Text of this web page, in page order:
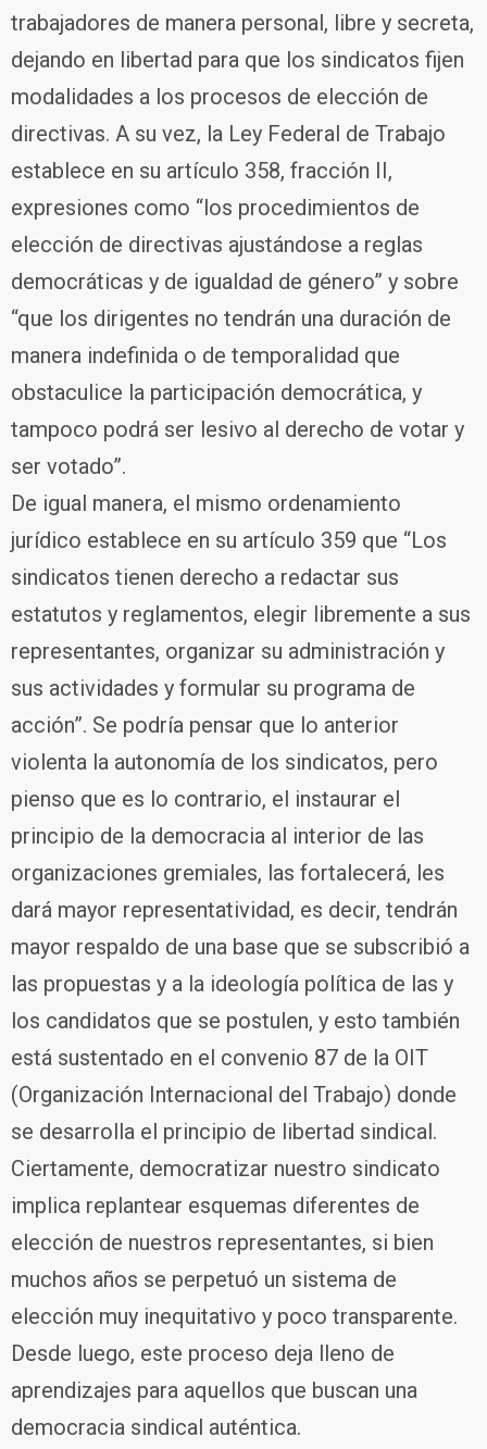
trabajadores de manera personal, libre y secreta,
dejando en libertad para que los sindicatos fijen
modalidades a los procesos de elección de
directivas. A su vez, la Ley Federal de Trabajo
establece en su artículo 358, fracción II,
expresiones como “los procedimientos de
elección de directivas ajustándose a reglas
democráticas y de igualdad de género” y sobre
“que los dirigentes no tendrán una duración de
manera indefinida o de temporalidad que
obstaculice la participación democrática, y
tampoco podrá ser lesivo al derecho de votar y
ser votado”.
De igual manera, el mismo ordenamiento
jurídico establece en su artículo 359 que “Los
sindicatos tienen derecho a redactar sus
estatutos y reglamentos, elegir libremente a sus
representantes, organizar su administración y
sus actividades y formular su programa de
acción”. Se podría pensar que lo anterior
violenta la autonomía de los sindicatos, pero
pienso que es lo contrario, el instaurar el
principio de la democracia al interior de las
organizaciones gremiales, las fortalecerá, les
dará mayor representatividad, es decir, tendrán
mayor respaldo de una base que se subscribió a
las propuestas y a la ideología política de las y
los candidatos que se postulen, y esto también
está sustentado en el convenio 87 de la OIT
(Organización Internacional del Trabajo) donde
se desarrolla el principio de libertad sindical.
Ciertamente, democratizar nuestro sindicato
implica replantear esquemas diferentes de
elección de nuestros representantes, si bien
muchos años se perpetuó un sistema de
elección muy inequitativo y poco transparente.
Desde luego, este proceso deja lleno de
aprendizajes para aquellos que buscan una
democracia sindical auténtica.